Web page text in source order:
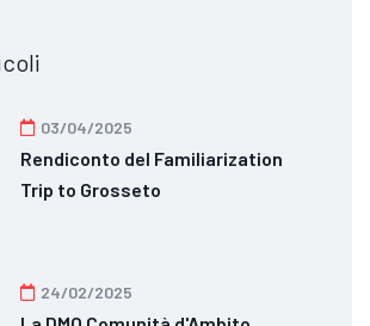
03/04/2025
Rendiconto del Familiarization
Trip to Grosseto
24/02/2025